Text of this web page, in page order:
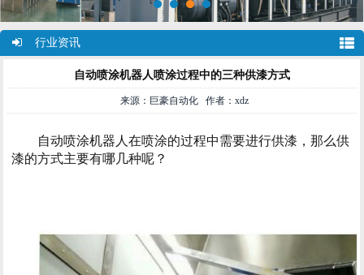
行业资讯
自动喷涂机器人喷涂过程中的三种供漆方式
来源：巨豪自动化 作者：xdz
自动喷涂机器人在喷涂的过程中需要进行供漆，那么供
漆的方式主要有哪几种呢？